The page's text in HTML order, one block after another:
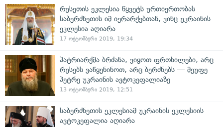
რუსეთის ეკლესია წყვეტს ურთიერთობას
საბერძნეთის იმ იერარქებთან, ვინც უკრაინის
ეკლესია აღიარა
17 ოქტომბერი 2019, 19:34
პატრიარქმა ბრძანა, ვიყოთ ფრთხილები, არც
რუსებს ვაწყენინოთ, არც ბერძნებს — მეუფე
პეტრე უკრაინის ავტოკეფალიაზე
13 ოქტომბერი 2019, 12:51
საბერძნეთის ეკლესიამ უკრაინის ეკლესიის
ავტოკეფალია აღიარა